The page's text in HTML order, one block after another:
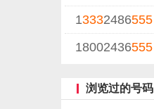
13332486555
18002436555
浏览过的号码